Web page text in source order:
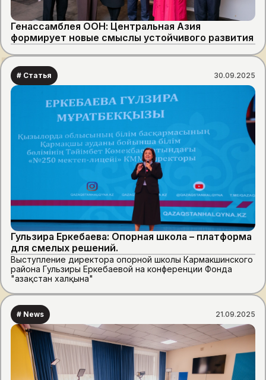
Генассамблея ООН: Центральная Азия
формирует новые смыслы устойчивого развития
# Статья 30.09.2025
Гульзира Еркебаева: Опорная школа – платформа
для смелых решений.
Выступление директора опорной школы Кармакшинского
района Гульзиры Еркебаевой на конференции Фонда
"Қазақстан халқына"
# News 21.09.2025